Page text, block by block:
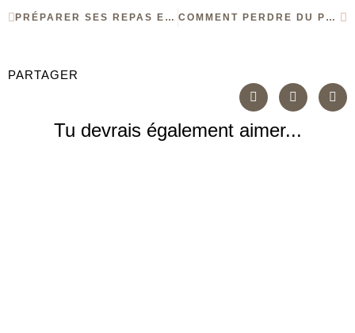
PRÉPARER SES REPAS EN AVANCE : LA CLÉ POUR ÉVITER LES ÉCARTS ET GAGNER DU TEMPS COMMENT PERDRE DU POIDS RAPIDEMENT SANS SPORT : ASTUCES SIMPLES ET EFFICACES
PARTAGER
Tu devrais également aimer...